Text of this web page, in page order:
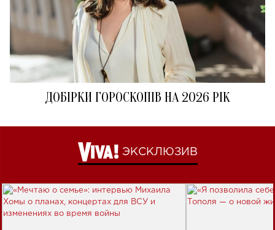
ДОБІРКИ ГОРОСКОПІВ НА 2026 РІК
ЭКСКЛЮЗИВ